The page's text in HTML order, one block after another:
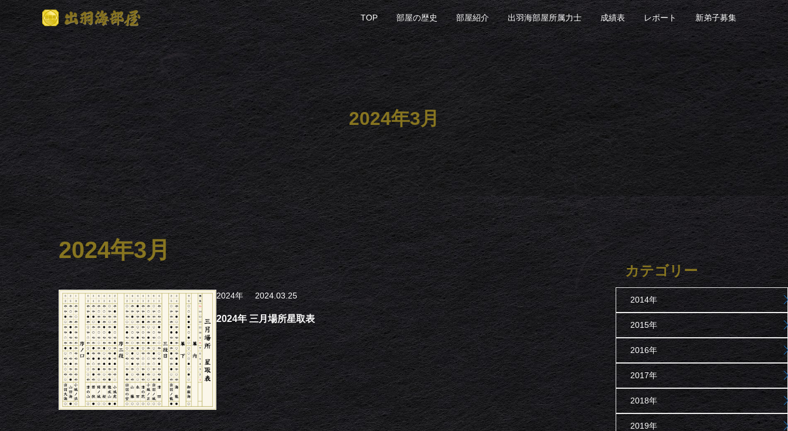
TOP 部屋の歴史 部屋紹介 出羽海部屋所属力士 成績表 レポート 新弟子募集
2024年3月
2024年3月
2024年 2024.03.25
2024年 三月場所星取表
カテゴリー
2014年
2015年
2016年
2017年
2018年
2019年